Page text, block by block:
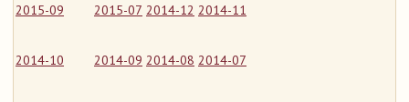
2015-09 2015-07 2014-12 2014-11
2014-10 2014-09 2014-08 2014-07